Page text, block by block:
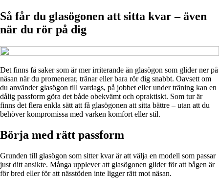
Så får du glasögonen att sitta kvar – även
när du rör på dig
Det finns få saker som är mer irriterande än glasögon som glider ner på
näsan när du promenerar, tränar eller bara rör dig snabbt. Oavsett om
du använder glasögon till vardags, på jobbet eller under träning kan en
dålig passform göra det både obekvämt och opraktiskt. Som tur är
finns det flera enkla sätt att få glasögonen att sitta bättre – utan att du
behöver kompromissa med varken komfort eller stil.
Börja med rätt passform
Grunden till glasögon som sitter kvar är att välja en modell som passar
just ditt ansikte. Många upplever att glasögonen glider för att bågen är
för bred eller för att nässtöden inte ligger rätt mot näsan.